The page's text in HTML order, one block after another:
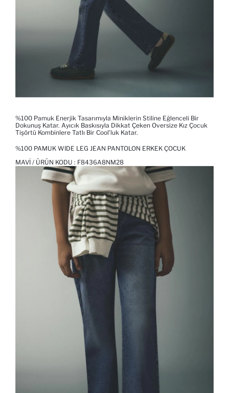
%100 Pamuk Enerjik Tasarımıyla Miniklerin Stiline Eğlenceli Bir
Dokunuş Katar. Ayıcık Baskısıyla Dikkat Çeken Oversize Kız Çocuk
Tişörtü Kombinlere Tatlı Bir Cool’luk Katar.
%100 PAMUK WIDE LEG JEAN PANTOLON ERKEK ÇOCUK
MAVI / ÜRÜN KODU : F8436A8NM28